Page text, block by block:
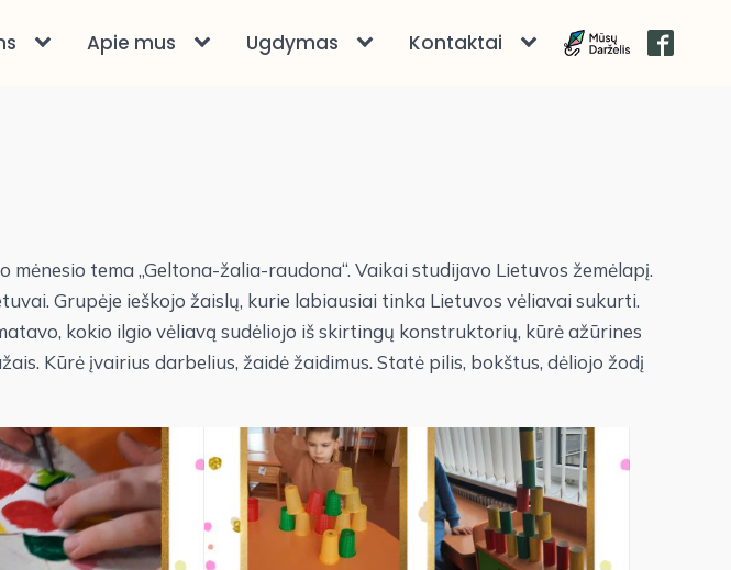
Apie mus Ugdymas Kontaktai
mėnesio tema „Geltona-žalia-raudona“. Vaikai studijavo Lietuvos žemėlapį.
Grupėje ieškojo žaislų, kurie labiausiai tinka Lietuvos vėliavai sukurti.
kokio ilgio vėliavą sudėliojo iš skirtingų konstruktorių, kūrė ažūrines
Kūrė įvairius darbelius, žaidė žaidimus. Statė pilis, bokštus, dėliojo žodį